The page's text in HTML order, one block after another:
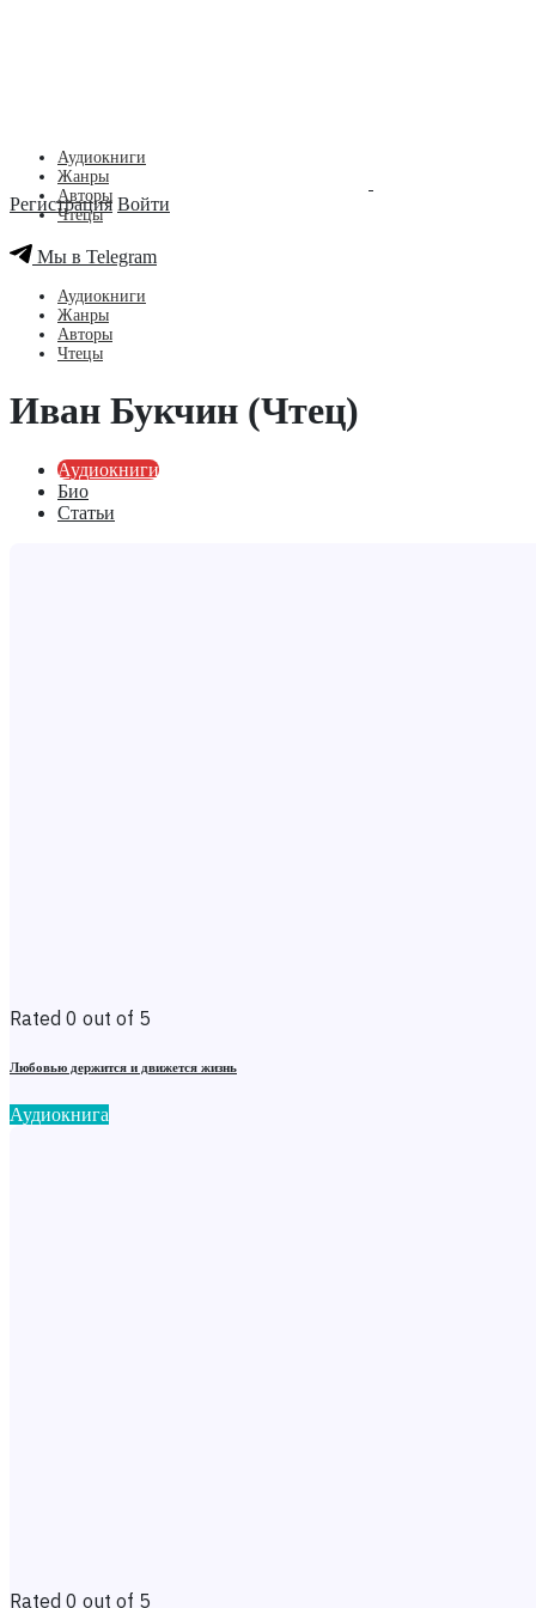
Регистрация Войти
Аудиокниги
Жанры
Авторы
Чтецы
Мы в Telegram
Аудиокниги
Жанры
Авторы
Чтецы
Иван Букчин (Чтец)
Аудиокниги
Био
Статьи
Rated 0 out of 5
Любовью держится и движется жизнь
Аудиокнига
Rated 0 out of 5